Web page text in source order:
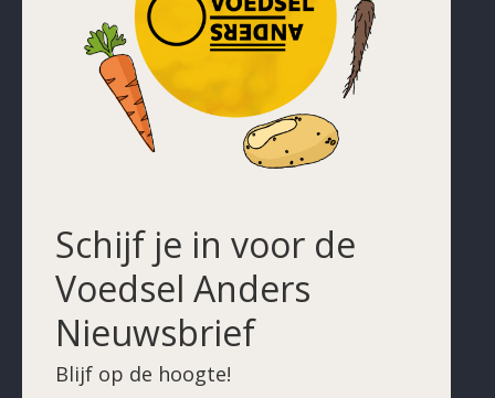
Schijf je in voor de
Voedsel Anders
Nieuwsbrief
Blijf op de hoogte!